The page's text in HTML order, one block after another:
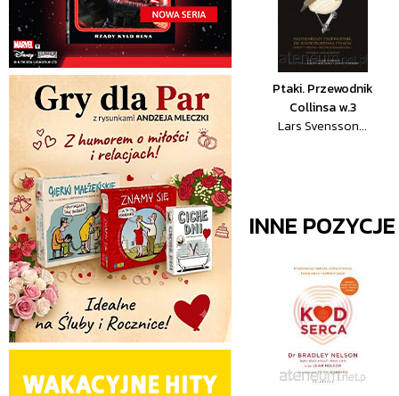
Ptaki. Przewodnik
Collinsa w.3
Lars Svensson...
INNE